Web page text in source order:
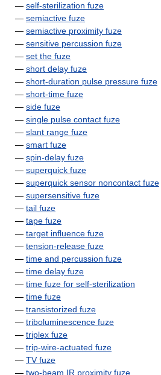
— self-sterilization fuze
— semiactive fuze
— semiactive proximity fuze
— sensitive percussion fuze
— set the fuze
— short delay fuze
— short-duration pulse pressure fuze
— short-time fuze
— side fuze
— single pulse contact fuze
— slant range fuze
— smart fuze
— spin-delay fuze
— superquick fuze
— superquick sensor noncontact fuze
— supersensitive fuze
— tail fuze
— tape fuze
— target influence fuze
— tension-release fuze
— time and percussion fuze
— time delay fuze
— time fuze for self-sterilization
— time fuze
— transistorized fuze
— triboluminescence fuze
— triplex fuze
— trip-wire-actuated fuze
— TV fuze
— two-beam IR proximity fuze